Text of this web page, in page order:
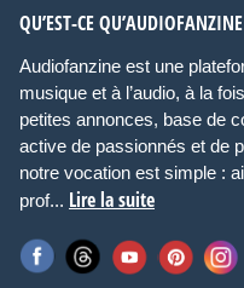
QU’EST-CE
Audiofanzine est une
musique et à l’audio, à la
petites annonces, base de
active de passionnés et de
notre vocation est simple :
prof... Lire la suite